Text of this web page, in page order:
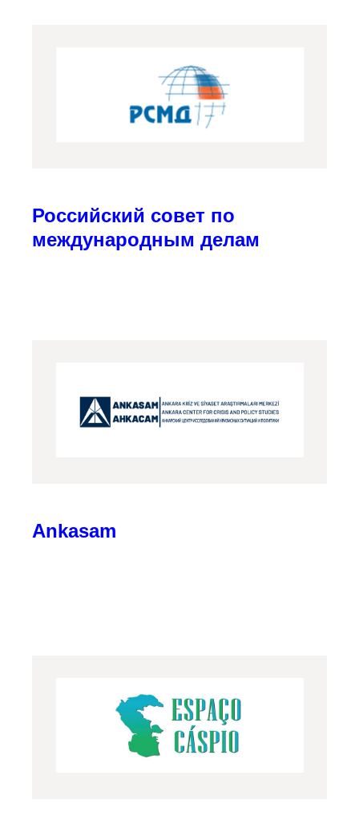
Российский совет по
международным делам
Ankasam